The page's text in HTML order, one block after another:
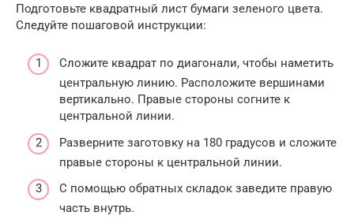
Подготовьте квадратный лист бумаги зеленого цвета.
Следуйте пошаговой инструкции:
Сложите квадрат по диагонали, чтобы наметить
центральную линию. Расположите вершинами
вертикально. Правые стороны согните к
центральной линии.
Разверните заготовку на 180 градусов и сложите
правые стороны к центральной линии.
С помощью обратных складок заведите правую
часть внутрь.